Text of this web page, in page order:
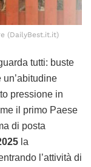
(DailyBest.it.it)
tutti: buste
pressione in
il primo Paese
di posta
la
l’attività di